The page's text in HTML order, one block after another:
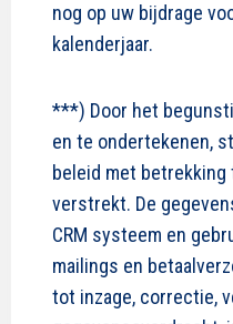
nog op uw bijdrage
kalenderjaar.
***) Door het
en te ondertekenen,
beleid met
verstrekt. De
CRM systeem en
mailings en
tot inzage, correctie,